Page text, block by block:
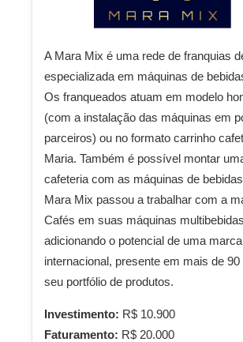
A Mara Mix é uma rede de franquias
especializada em máquinas de
Os franqueados atuam em modelo
(com a instalação das máquinas em
parceiros) ou no formato carrinho
Maria. Também é possível montar
cafeteria com as máquinas de
Mara Mix passou a trabalhar com a
Cafés em suas máquinas
adicionando o potencial de uma marca
internacional, presente em mais de
seu portfólio de produtos.
Investimento: R$ 10.900
Faturamento: R$ 20.000